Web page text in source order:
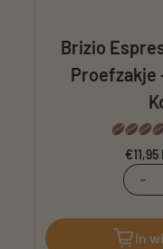
Brizio
Proefzakje
€11,95
In